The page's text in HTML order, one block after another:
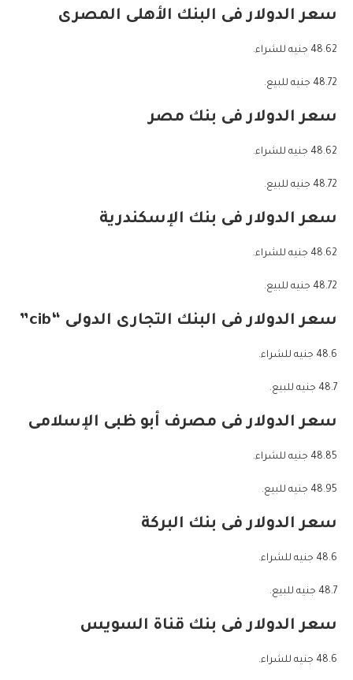
سعر الدولار فى البنك الأهلى المصرى
48.62 جنيه للشراء.
48.72 جنيه للبيع.
سعر الدولار فى بنك مصر
48.62 جنيه للشراء.
48.72 جنيه للبيع.
سعر الدولار فى بنك الإسكندرية
48.62 جنيه للشراء.
48.72 جنيه للبيع.
سعر الدولار فى البنك التجارى الدولى “cib”
48.6 جنيه للشراء.
48.7 جنيه للبيع.
سعر الدولار فى مصرف أبو ظبى الإسلامى
48.85 جنيه للشراء.
48.95 جنيه للبيع.
سعر الدولار فى بنك البركة
48.6 جنيه للشراء.
48.7 جنيه للبيع.
سعر الدولار فى بنك قناة السويس
48.6 جنيه للشراء.